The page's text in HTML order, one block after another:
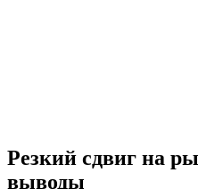
Резкий сдвиг на
выводы